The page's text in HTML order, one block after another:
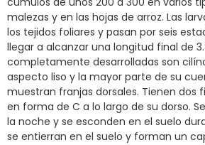
malezas y en las hojas de arroz. Las
los tejidos foliares y pasan por seis
llegar a alcanzar una longitud final de
completamente desarrolladas son
aspecto liso y la mayor parte de su
muestran franjas dorsales. Tienen dos
en forma de C a lo largo de su dorso.
la noche y se esconden en el suelo
se entierran en el suelo y forman un